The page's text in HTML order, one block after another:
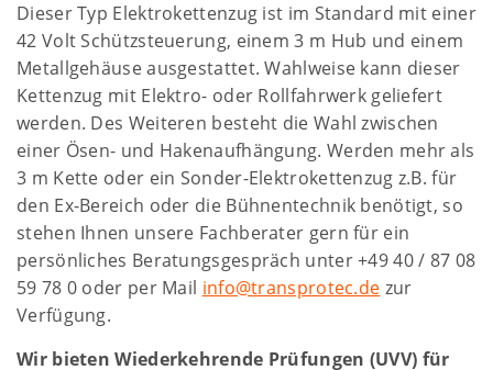
Dieser Typ Elektrokettenzug ist im Standard mit einer
42 Volt Schützsteuerung, einem 3 m Hub und einem
Metallgehäuse ausgestattet. Wahlweise kann dieser
Kettenzug mit Elektro- oder Rollfahrwerk geliefert
werden. Des Weiteren besteht die Wahl zwischen
einer Ösen- und Hakenaufhängung. Werden mehr als
3 m Kette oder ein Sonder-Elektrokettenzug z.B. für
den Ex-Bereich oder die Bühnentechnik benötigt, so
stehen Ihnen unsere Fachberater gern für ein
persönliches Beratungsgespräch unter +49 40 / 87 08
59 78 0 oder per Mail info@transprotec.de zur
Verfügung.
Wir bieten Wiederkehrende Prüfungen (UVV) für